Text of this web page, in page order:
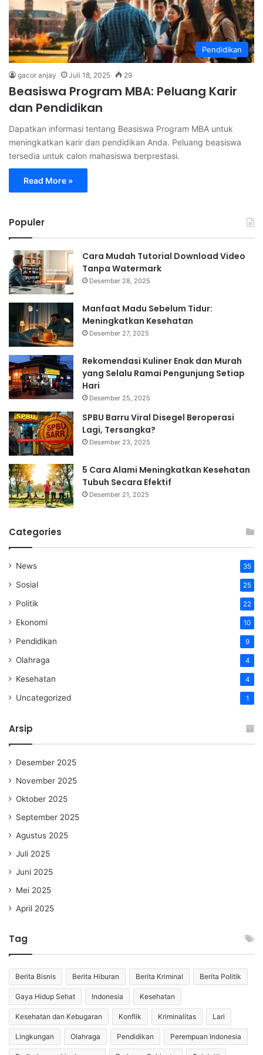
Pendidikan
gacor anjay Juli 18, 2025 29
Beasiswa Program MBA: Peluang Karir
dan Pendidikan
Dapatkan informasi tentang Beasiswa Program MBA untuk
meningkatkan karir dan pendidikan Anda. Peluang beasiswa
tersedia untuk calon mahasiswa berprestasi.
Read More »
Populer
Cara Mudah Tutorial Download Video
Tanpa Watermark
Desember 28, 2025
Manfaat Madu Sebelum Tidur:
Meningkatkan Kesehatan
Desember 27, 2025
Rekomendasi Kuliner Enak dan Murah
yang Selalu Ramai Pengunjung Setiap
Hari
Desember 25, 2025
SPBU Barru Viral Disegel Beroperasi
Lagi, Tersangka?
Desember 23, 2025
5 Cara Alami Meningkatkan Kesehatan
Tubuh Secara Efektif
Desember 21, 2025
Categories
News 35
Sosial 25
Politik 22
Ekonomi 10
Pendidikan 9
Olahraga 4
Kesehatan 4
Uncategorized 1
Arsip
Desember 2025
November 2025
Oktober 2025
September 2025
Agustus 2025
Juli 2025
Juni 2025
Mei 2025
April 2025
Tag
Berita Bisnis Berita Hiburan Berita Kriminal Berita Politik
Gaya Hidup Sehat Indonesia Kesehatan
Kesehatan dan Kebugaran Konflik Kriminalitas Lari
Lingkungan Olahraga Pendidikan Perempuan Indonesia